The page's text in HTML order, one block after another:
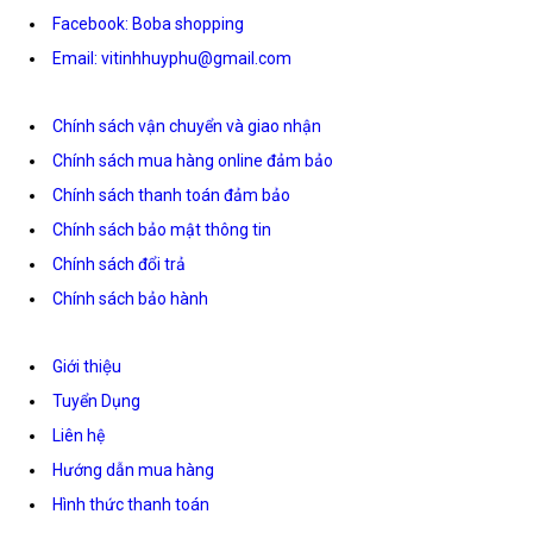
Facebook: Boba shopping
Email: vitinhhuyphu@gmail.com
Chính sách vận chuyển và giao nhận
Chính sách mua hàng online đảm bảo
Chính sách thanh toán đảm bảo
Chính sách bảo mật thông tin
Chính sách đổi trả
Chính sách bảo hành
Giới thiệu
Tuyển Dụng
Liên hệ
Hướng dẫn mua hàng
Hình thức thanh toán